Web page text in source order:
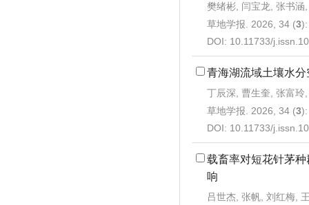
樊绪彬, 闫宝龙, 张书涵
草地学报. 2026, 34 (3
DOI: 10.11733/
青海湖流域土壤水
丁辰深, 曹生奎, 张富玲
草地学报. 2026, 34 (3
DOI: 10.11733/
载畜率对短花针茅
响
吕世杰, 张帆, 刘红梅,